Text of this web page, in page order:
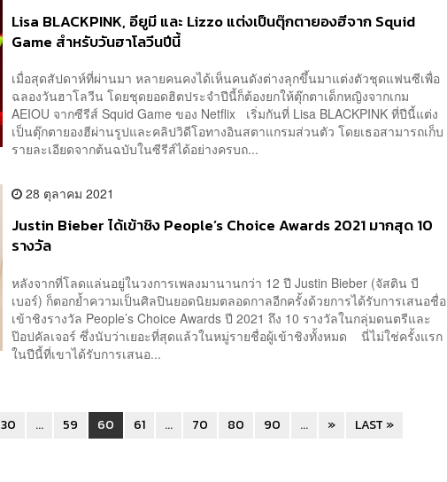
Lisa BLACKPINK, อียูมี และ Lizzo แต่งเป็นตุ๊กตายองฮีจาก Squid
Game สำหรับวันฮาโลวีนปีนี้
เมื่อสุดสัปดาห์ที่ผ่านมา หลายคนคงได้เห็นคนดังต่างลุกขึ้นมาแต่งตัวชุดแฟนซีเพื่อ
ฉลองวันฮาโลวีน โดยชุดยอดฮิตประจำปีนี้ก็ต้องยกให้ตุ๊กตาเด็กหญิงจากเกม
AEIOU จากซีรีส์ Squid Game ของ Netflix เริ่มกันที่ Lisa BLACKPINK ที่ปีนี้แต่ง
เป็นตุ๊กตายองฮีผ่านรูปและคลิปวิดีโอทางอินสตาแกรมส่วนตัว โดยเธอสามารถเก็บ
รายละเอียดจากต้นฉบับในซีรีส์ได้อย่างครบถ...
28 ตุลาคม 2021
Justin Bieber ได้เข้าชิง People’s Choice Awards 2021 มากสุด 10
รางวัล
หลังจากที่โลดแล่นอยู่ในวงการเพลงมานานกว่า 12 ปี Justin Bieber (จัสติน บี
เบอร์) ก็ตอกย้ำความเป็นศิลปินยอดนิยมตลอดกาลอีกครั้งด้วยการได้รับการเสนอชื่อ
เข้าชิงรางวัล People’s Choice Awards ปี 2021 ถึง 10 รางวัลในกลุ่มดนตรีและ
ป๊อปคัลเจอร์ ซึ่งนับว่าเยอะที่สุดแล้วในหมู่รายชื่อผู้เข้าชิงทั้งหมด นี่ไม่ใช่ครั้งแรก
ในปีนี้ที่เขาได้รับการเสนอ...
30 ... 59 60 61 ... 70 80 90 ... » LAST »